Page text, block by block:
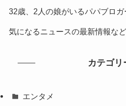
32歳、2人の娘がいるパパブロガ
気になるニュースの最新情報な
カテゴリ
エンタメ